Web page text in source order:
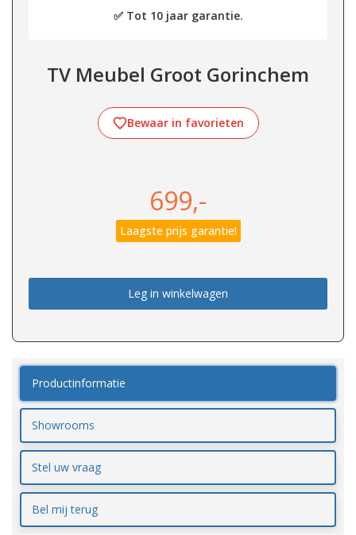
✅ Tot 10 jaar garantie.
TV Meubel Groot Gorinchem
Bewaar in favorieten
699,-
Laagste prijs garantie!
Leg in winkelwagen
Productinformatie
Showrooms
Stel uw vraag
Bel mij terug